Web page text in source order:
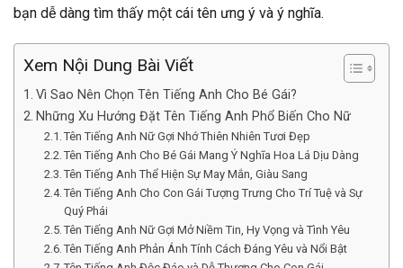
bạn dễ dàng tìm thấy một cái tên ưng ý và ý nghĩa.
Xem Nội Dung Bài Viết
Vì Sao Nên Chọn Tên Tiếng Anh Cho Bé Gái?
Những Xu Hướng Đặt Tên Tiếng Anh Phổ Biến Cho Nữ
Tên Tiếng Anh Nữ Gợi Nhớ Thiên Nhiên Tươi Đẹp
Tên Tiếng Anh Cho Bé Gái Mang Ý Nghĩa Hoa Lá Dịu Dàng
Tên Tiếng Anh Thể Hiện Sự May Mắn, Giàu Sang
Tên Tiếng Anh Cho Con Gái Tượng Trưng Cho Trí Tuệ và Sự
Quý Phái
Tên Tiếng Anh Nữ Gợi Mở Niềm Tin, Hy Vọng và Tình Yêu
Tên Tiếng Anh Phản Ánh Tính Cách Đáng Yêu và Nổi Bật